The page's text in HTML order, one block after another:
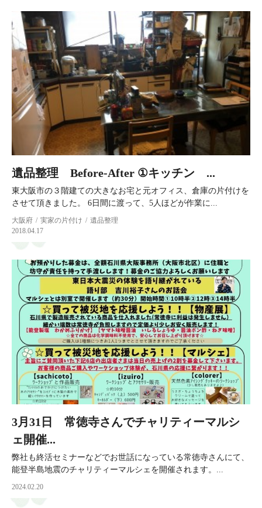
遺品整理 Before-After ①キッチン ...
東大阪市の３階建ての大きなお宅と元オフィス、倉庫の片付けを
させて頂きました。 6日間に渡って、5人ほどが作業に...
大阪府 実家の片付け
遺品整理
2018.04.17
3月31日 常徳寺さんでチャリティーマルシ
ェ開催...
弊社も終活セミナーなどでお世話になっている常徳寺さんにて、
能登半島地震のチャリティーマルシェを開催されます。...
2024.02.20